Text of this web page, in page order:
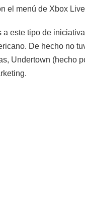
el menú de Xbox
este tipo de
De hecho no
Undertown (hecho